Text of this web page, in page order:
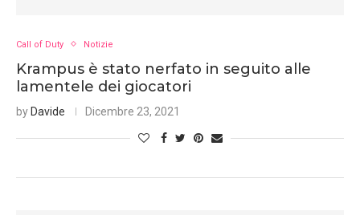
Call of Duty Notizie
Krampus è stato nerfato in seguito alle
lamentele dei giocatori
by Davide Dicembre 23, 2021